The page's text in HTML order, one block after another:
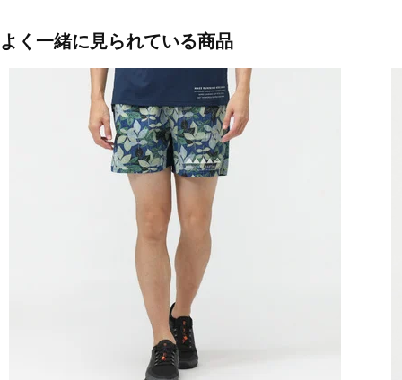
◇フロント×2、背面腰部にはファスナー付きのセンターポケットと左
◇ウエストはゴム+紐で調整可能。
◇ブリーフ型のライナーは4ウェイストレッチで消臭効果もある吸水速
◇肌触りが柔らかく、高い伸縮性と立体的な構造で快適な着用感を実
◇本体素材は通風孔があり通気性の高い東レの撥水素材Dot Air(R)を使
◇吸水速乾・ストレッチ機能を持ち、薄く軽量で長時間着用していて
◇足の稼働域を広げるガゼット部分は高いストレッチ性を持つDot
◇1960年代と70年代のヴィンテージデニムからサンプリングしたグ
◇デニム独特の色落ちや擦れ、穴などもグラフィックでリアルに表現。
よく一緒に見られている商品